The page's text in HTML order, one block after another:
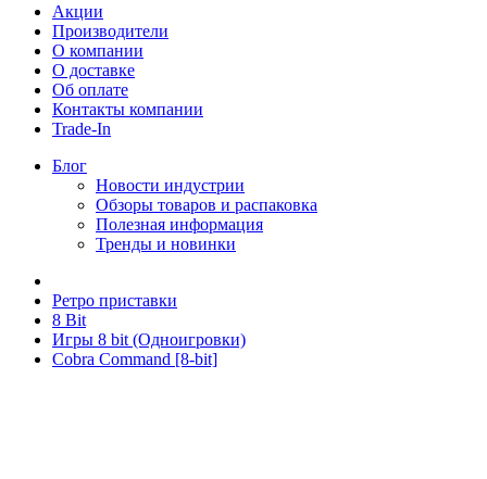
Акции
Производители
О компании
О доставке
Об оплате
Контакты компании
Trade-In
Блог
Новости индустрии
Обзоры товаров и распаковка
Полезная информация
Тренды и новинки
Ретро приставки
8 Bit
Игры 8 bit (Одноигровки)
Cobra Command [8-bit]